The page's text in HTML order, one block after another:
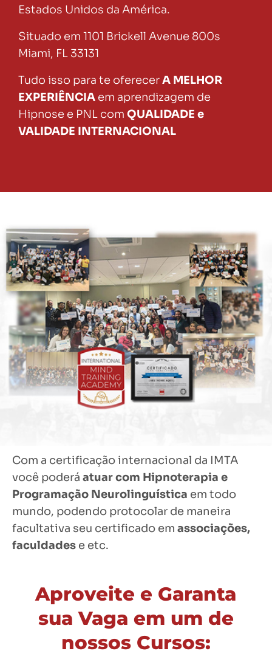
Estados Unidos da América.
Situado em 1101 Brickell Avenue 800s
Miami, FL 33131
Tudo isso para te oferecerA MELHOR
EXPERIÊNCIA em aprendizagem de
Hipnose e PNL com QUALIDADE e
VALIDADE INTERNACIONAL
Com a certificação internacional da IMTA
você poderá atuar com Hipnoterapia e
Programação Neurolinguística em todo
mundo, podendo protocolar de maneira
facultativa seu certificado em associações,
faculdades e etc.
Aproveite e Garanta
sua Vaga em um de
nossos Cursos: